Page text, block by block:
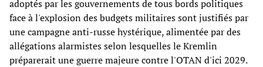
adoptés par les gouvernements de tous bords politiques
face à l'explosion des budgets militaires sont justifiés par
une campagne anti-russe hystérique, alimentée par des
allégations alarmistes selon lesquelles le Kremlin
préparerait une guerre majeure contre l'OTAN d'ici 2029.